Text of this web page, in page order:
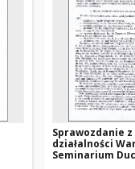
Sprawozdanie z
działalności
Seminarium